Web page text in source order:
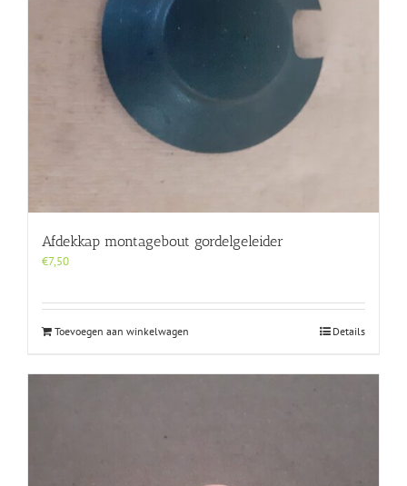
Afdekkap montagebout gordelgeleider
€7,50
Toevoegen aan winkelwagen Details